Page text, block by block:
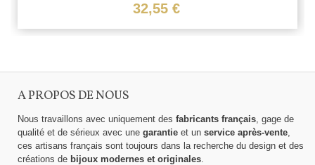
32,55 €
A PROPOS DE NOUS
Nous travaillons avec uniquement des fabricants français , gage de
qualité et de sérieux avec une garantie et un service après-vente
ces artisans français sont toujours dans la recherche du design et des
créations de bijoux modernes et originales